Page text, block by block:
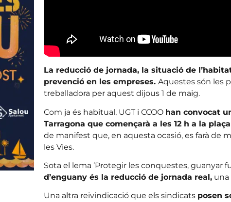
La reducció de jornada, la situació de
prevenció en les empreses. Aquestes són les
treballadora per aquest dijous 1 de maig.
Com ja és habitual, UGT i CCOO han convocat
Tarragona que començarà a les 12 h a la
de manifest que, en aquesta ocasió, es farà de
les Vies.
Sota el lema ‘Protegir les conquestes, guanyar
d’enguany és la reducció de jornada real,una
Una altra reivindicació que els sindicats posen